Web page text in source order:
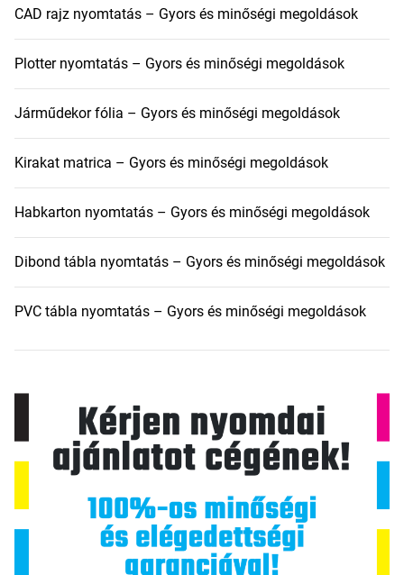
CAD rajz nyomtatás – Gyors és minőségi megoldások
Plotter nyomtatás – Gyors és minőségi megoldások
Járműdekor fólia – Gyors és minőségi megoldások
Kirakat matrica – Gyors és minőségi megoldások
Habkarton nyomtatás – Gyors és minőségi megoldások
Dibond tábla nyomtatás – Gyors és minőségi megoldások
PVC tábla nyomtatás – Gyors és minőségi megoldások